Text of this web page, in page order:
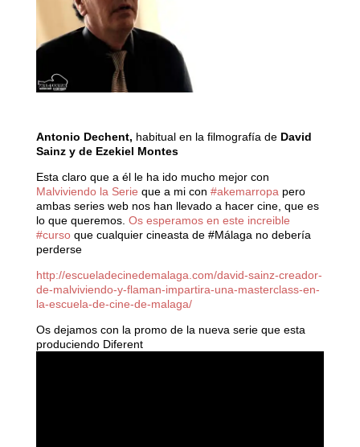
Antonio Dechent, habitual en la filmografía de David
Sainz y de Ezekiel Montes
Esta claro que a él le ha ido mucho mejor con
Malviviendo la Serie que a mi con ‪ #‎akemarropa‬ pero
ambas series web nos han llevado a hacer cine, que es
lo que queremos. Os esperamos en este increible
#cursoque cualquier cineasta de ‪#‎Málaga‬ no debería
perderse
http://escueladecinedemalaga.com/david-sainz-creador-
de-malviviendo-y-flaman-impartira-una-masterclass-en-
la-escuela-de-cine-de-malaga/
Os dejamos con la promo de la nueva serie que esta
produciendo Diferent